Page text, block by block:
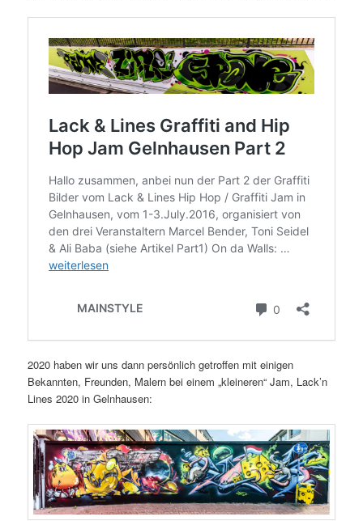
2020 haben wir uns dann persönlich getroffen mit einigen
Bekannten, Freunden, Malern bei einem „kleineren“ Jam, Lack’n
Lines 2020 in Gelnhausen: